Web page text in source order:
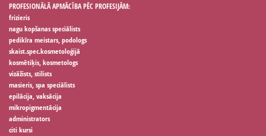
PROFESIONĀLĀ APMĀCĪBA PĒC PROFESIJĀM:
frizieris
nagu kopšanas speciālists
pedikīra meistars, podologs
skaist.spec.kosmetoloģijā
kosmētiķis, kosmetologs
vizāžists, stilists
masieris, spa speciālists
epilācija, vaksācija
mikropigmentācija
administrators
citi kursi